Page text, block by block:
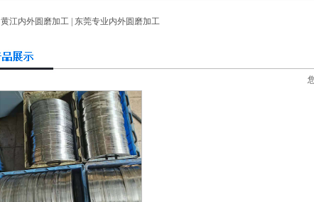
黄江内外圆磨加工 东莞专业内外圆磨加工